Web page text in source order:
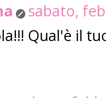
sabato,
Qual'è il